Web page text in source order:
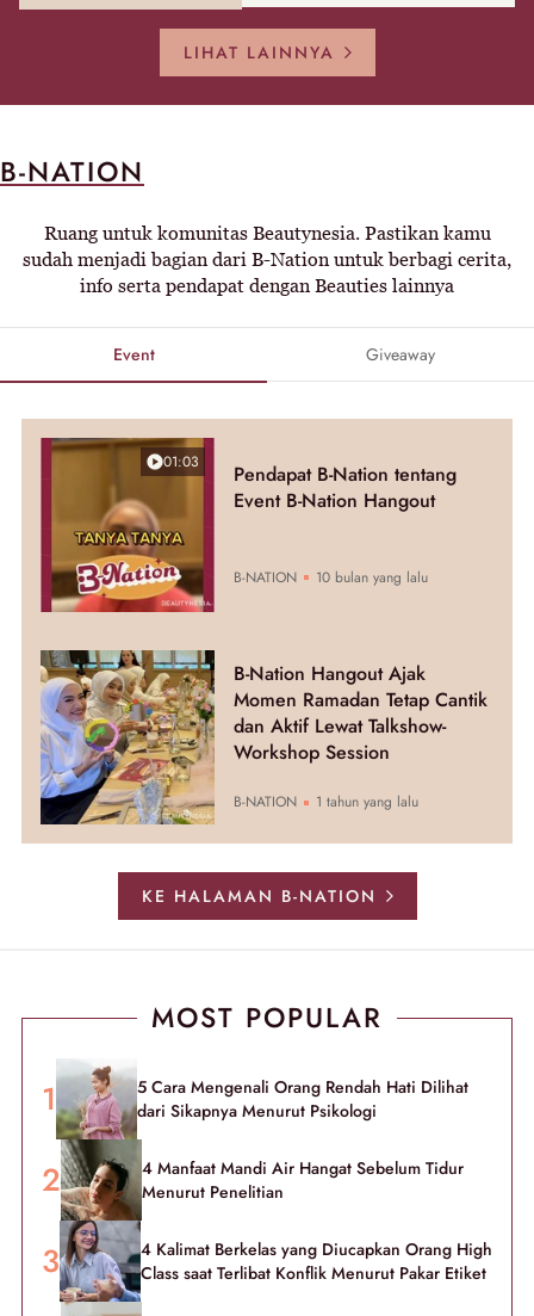
LIHAT LAINNYA
B-NATION
Ruang untuk komunitas Beautynesia. Pastikan kamu
sudah menjadi bagian dari B-Nation untuk berbagi cerita,
info serta pendapat dengan Beauties lainnya
Event Giveaway
01:03
Pendapat B-Nation tentang
Event B-Nation Hangout
B-NATION 10 bulan yang lalu
B-Nation Hangout Ajak
Momen Ramadan Tetap Cantik
dan Aktif Lewat Talkshow-
Workshop Session
B-NATION 1 tahun yang lalu
KE HALAMAN B-NATION
MOST POPULAR
5 Cara Mengenali Orang Rendah Hati Dilihat
dari Sikapnya Menurut Psikologi
4 Manfaat Mandi Air Hangat Sebelum Tidur
Menurut Penelitian
4 Kalimat Berkelas yang Diucapkan Orang High
Class saat Terlibat Konflik Menurut Pakar Etiket